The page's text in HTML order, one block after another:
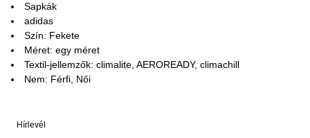
Sapkák
adidas
Szín: Fekete
Méret: egy méret
Textil-jellemzők: climalite, AEROREADY, climachill
Nem: Férfi, Női
Hírlevél